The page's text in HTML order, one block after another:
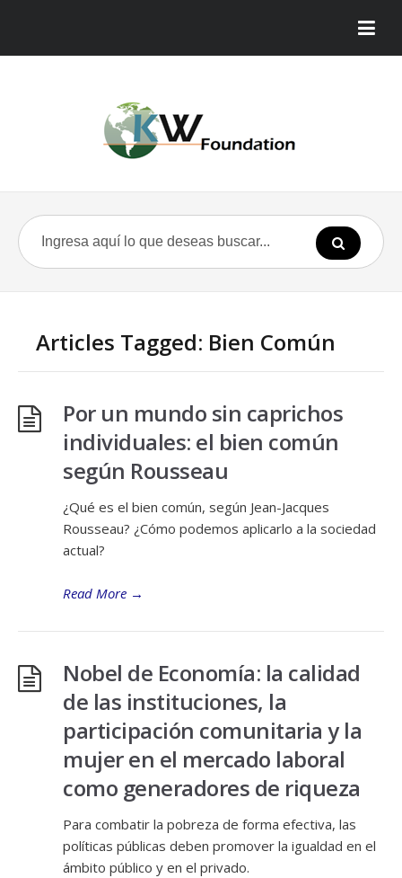
Articles Tagged: Bien Común
Por un mundo sin caprichos
individuales: el bien común
según Rousseau
¿Qué es el bien común, según Jean-Jacques
Rousseau? ¿Cómo podemos aplicarlo a la sociedad
actual?
Read More →
Nobel de Economía: la calidad
de las instituciones, la
participación comunitaria y la
mujer en el mercado laboral
como generadores de riqueza
Para combatir la pobreza de forma efectiva, las
políticas públicas deben promover la igualdad en el
ámbito público y en el privado.